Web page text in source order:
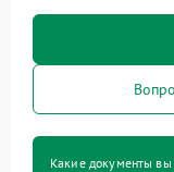
Какие документы вы